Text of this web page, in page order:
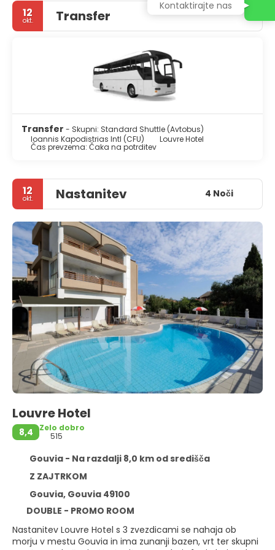
12
okt. Transfer
Transfer - Skupni: Standard Shuttle (Avtobus)
Ioannis Kapodistrias Intl (CFU)
Louvre Hotel
Čas prevzema: Čaka na potrditev
12
okt. Nastanitev 4 Noči
Louvre Hotel
8,4
Zelo dobro
515
Gouvia - Na razdalji 8,0 km od središča
Z ZAJTRKOM
Gouvia, Gouvia 49100
DOUBLE - PROMO ROOM
Nastanitev Louvre Hotel s 3 zvezdicami se nahaja ob
morju v mestu Gouvia in ima zunanji bazen, vrt ter skupni
Kontaktirajte nas